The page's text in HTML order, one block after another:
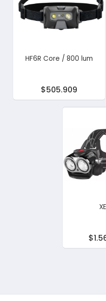
HF6R Core / 800 lum
$505.909